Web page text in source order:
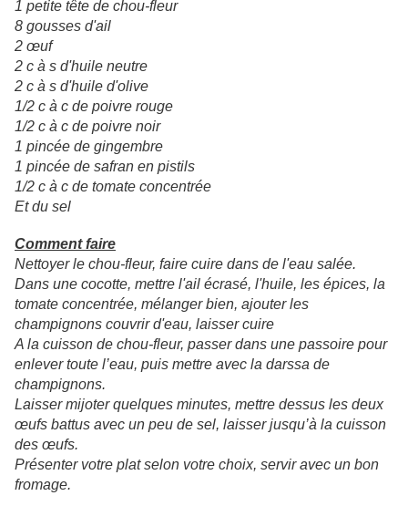
1 petite tête de chou-fleur
8 gousses d'ail
2 œuf
2 c à s d'huile neutre
2 c à s d'huile d'olive
1/2 c à c de poivre rouge
1/2 c à c de poivre noir
1 pincée de gingembre
1 pincée de safran en pistils
1/2 c à c de tomate concentrée
Et du sel
Comment faire
Nettoyer le chou-fleur, faire cuire dans de l'eau salée.
Dans une cocotte, mettre l'ail écrasé, l'huile, les épices, la
tomate concentrée, mélanger bien, ajouter les
champignons couvrir d'eau, laisser cuire
A la cuisson de chou-fleur, passer dans une passoire pour
enlever toute l’eau, puis mettre avec la darssa de
champignons.
Laisser mijoter quelques minutes, mettre dessus les deux
œufs battus avec un peu de sel, laisser jusqu’à la cuisson
des œufs.
Présenter votre plat selon votre choix, servir avec un bon
fromage.